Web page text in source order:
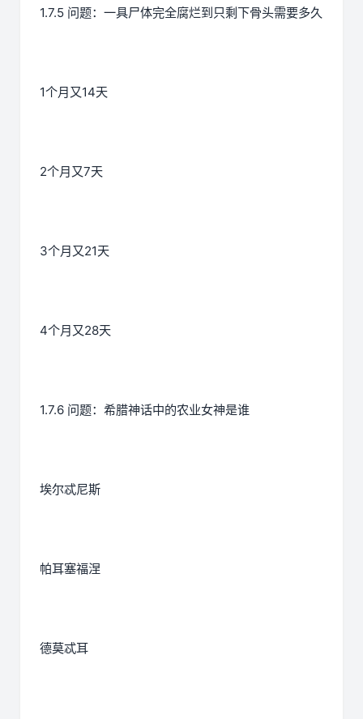
1.7.5 问题：一具尸体完全腐烂到只剩下骨头需要多久
1个月又14天
2个月又7天
3个月又21天
4个月又28天
1.7.6 问题：希腊神话中的农业女神是谁
埃尔忒尼斯
帕耳塞福涅
德莫忒耳